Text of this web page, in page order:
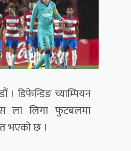
। डिफेन्डिङ च्याम्पियन
ला लिगा फुटबलमा
भएको छ ।